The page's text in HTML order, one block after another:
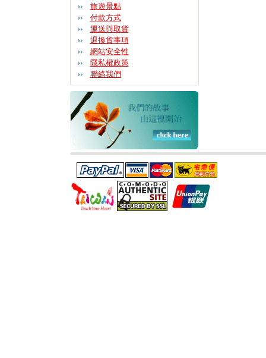
旅遊景點
付款方式
運送與取貨
退換貨事項
網站安全性
隱私權政策
聯絡我們